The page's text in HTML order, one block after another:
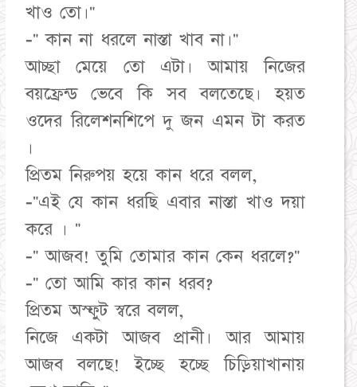
খাও তো।"
-" কান না ধরলে নাস্তা খাব না।"
আচ্ছা মেয়ে তো এটা। আমায় নিজের
বয়ফ্রেন্ড ভেবে কি সব বলতেছে। হয়ত
ওদের রিলেশনশিপে দু জন এমন টা করত
।
প্রিতম নিরুপয় হয়ে কান ধরে বলল,
-"এই যে কান ধরছি এবার নাস্তা খাও দয়া
করে । "
-" আজব! তুমি তোমার কান কেন ধরলে?"
-" তো আমি কার কান ধরব?
প্রিতম অস্ফুট স্বরে বলল,
নিজে একটা আজব প্রানী। আর আমায়
আজব বলছে! ইচ্ছে হচ্ছে চিড়িয়াখানায়